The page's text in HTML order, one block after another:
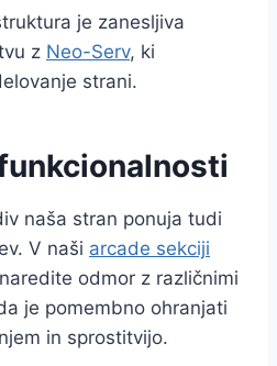
je zanesljiva
z Neo-Serv, ki
strani.
naša stran ponuja tudi
V naši arcade sekciji
odmor z različnimi
je pomembno ohranjati
in sprostitvijo.